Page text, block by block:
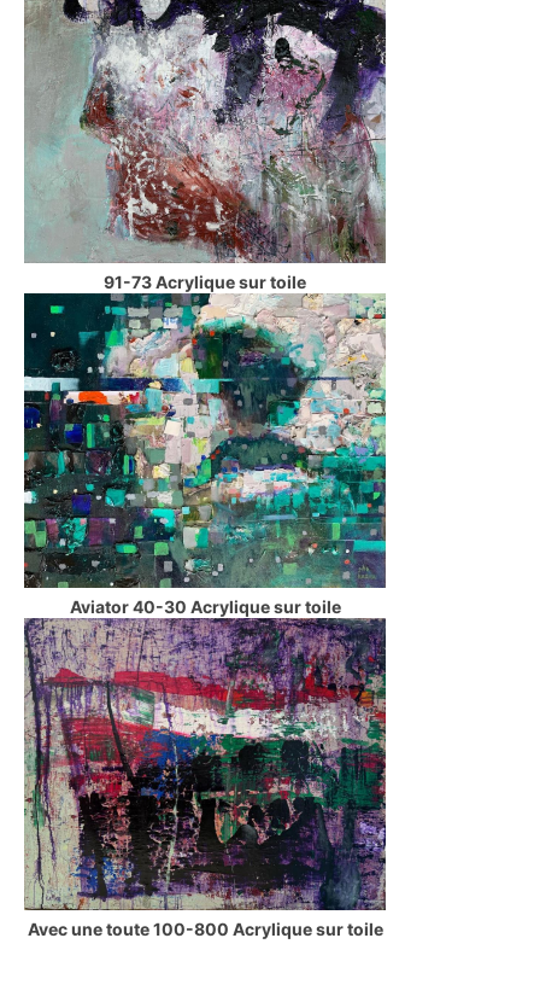
91-73 Acrylique sur toile
Aviator 40-30 Acrylique sur toile
Avec une toute 100-800 Acrylique sur toile